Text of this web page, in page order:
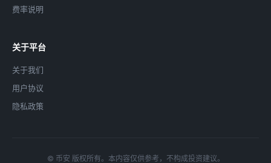
费率说明
关于平台
关于我们
用户协议
隐私政策
© 币安 版权所有。本内容仅供参考，不构成投资建议。